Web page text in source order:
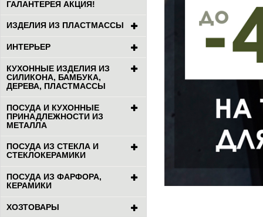
ГАЛАНТЕРЕЯ АКЦИЯ!
ИЗДЕЛИЯ ИЗ ПЛАСТМАССЫ
ИНТЕРЬЕР
КУХОННЫЕ ИЗДЕЛИЯ ИЗ
СИЛИКОНА, БАМБУКА,
ДЕРЕВА, ПЛАСТМАССЫ
ПОСУДА И КУХОННЫЕ
ПРИНАДЛЕЖНОСТИ ИЗ
МЕТАЛЛА
ПОСУДА ИЗ СТЕКЛА И
СТЕКЛОКЕРАМИКИ
ПОСУДА ИЗ ФАРФОРА,
КЕРАМИКИ
ХОЗТОВАРЫ